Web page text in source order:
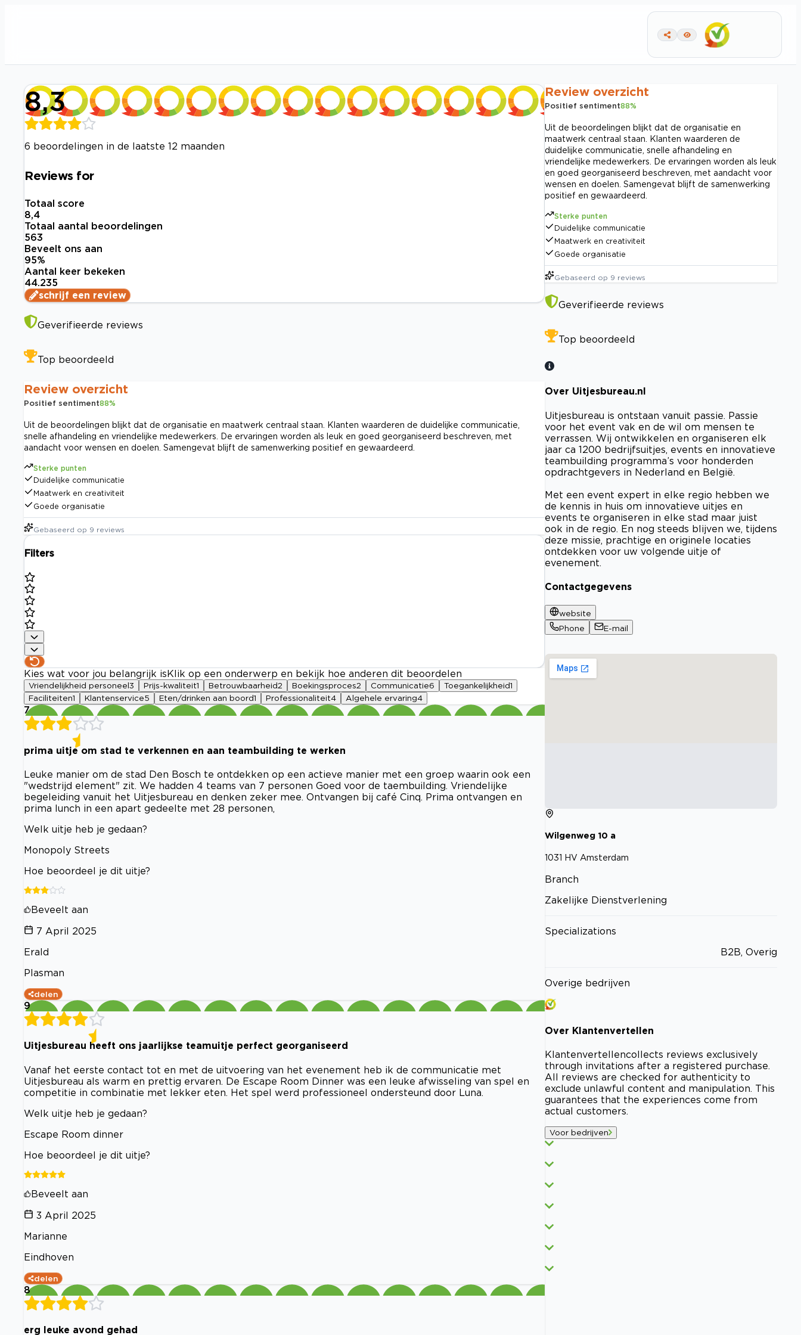
8,3
6 beoordelingen in de laatste 12 maanden
Reviews for
Totaal score
8,4
Totaal aantal beoordelingen
563
Beveelt ons aan
95%
Aantal keer bekeken
44.235
schrijf een review
Geverifieerde reviews
Top beoordeeld
Review overzicht
Positief sentiment88%
Uit de beoordelingen blijkt dat de organisatie en maatwerk centraal staan. Klanten waarderen de duidelijke communicatie,
snelle afhandeling en vriendelijke medewerkers. De ervaringen worden als leuk en goed georganiseerd beschreven, met
aandacht voor wensen en doelen. Samengevat blijft de samenwerking positief en gewaardeerd.
Sterke punten
Duidelijke communicatie
Maatwerk en creativiteit
Goede organisatie
Gebaseerd op 9 reviews
Filters
Kies wat voor jou belangrijk is Klik op een onderwerp en bekijk hoe anderen dit beoordelen
Vriendelijkheid personeel 3 Prijs-kwaliteit1 Betrouwbaarheid2 Boekingsproces2 Communicatie6 Toegankelijkheid1
Faciliteiten1 Klantenservice5 Eten/drinken aan boord1 Professionaliteit4 Algehele ervaring4
7
prima uitje om stad te verkennen en aan teambuilding te werken
Leuke manier om de stad Den Bosch te ontdekken op een actieve manier met een groep waarin ook een
"wedstrijd element" zit. We hadden 4 teams van 7 personen Goed voor de taembuilding. Vriendelijke
begeleiding vanuit het Uitjesbureau en denken zeker mee. Ontvangen bij café Cinq. Prima ontvangen en
prima lunch in een apart gedeelte met 28 personen,
Welk uitje heb je gedaan?
Monopoly Streets
Hoe beoordeel je dit uitje?
Beveelt aan
7 April 2025
Erald
Plasman
delen
9
Uitjesbureau heeft ons jaarlijkse teamuitje perfect georganiseerd
Vanaf het eerste contact tot en met de uitvoering van het evenement heb ik de communicatie met
Uitjesbureau als warm en prettig ervaren. De Escape Room Dinner was een leuke afwisseling van spel en
competitie in combinatie met lekker eten. Het spel werd professioneel ondersteund door Luna.
Welk uitje heb je gedaan?
Escape Room dinner
Hoe beoordeel je dit uitje?
Beveelt aan
3 April 2025
Marianne
Eindhoven
delen
8
erg leuke avond gehad
Review overzicht
Positief sentiment88%
Uit de beoordelingen blijkt dat de organisatie en
maatwerk centraal staan. Klanten waarderen de
duidelijke communicatie, snelle afhandeling en
vriendelijke medewerkers. De ervaringen worden als leuk
en goed georganiseerd beschreven, met aandacht voor
wensen en doelen. Samengevat blijft de samenwerking
positief en gewaardeerd.
Sterke punten
Duidelijke communicatie
Maatwerk en creativiteit
Goede organisatie
Gebaseerd op 9 reviews
Geverifieerde reviews
Top beoordeeld
Over Uitjesbureau.nl
Uitjesbureau is ontstaan vanuit passie. Passie
voor het event vak en de wil om mensen te
verrassen. Wij ontwikkelen en organiseren elk
jaar ca 1200 bedrijfsuitjes, events en innovatieve
teambuilding programma’s voor honderden
opdrachtgevers in Nederland en België.
Met een event expert in elke regio hebben we
de kennis in huis om innovatieve uitjes en
events te organiseren in elke stad maar juist
ook in de regio. En nog steeds blijven we, tijdens
deze missie, prachtige en originele locaties
ontdekken voor uw volgende uitje of
evenement.
Contactgegevens
website
Phone
E-mail
Wilgenweg 10 a
1031 HV Amsterdam
Branch
Zakelijke Dienstverlening
Specializations
B2B, Overig
Overige bedrijven
Over Klantenvertellen
Klantenvertellencollects reviews exclusively
through invitations after a registered purchase.
All reviews are checked for authenticity to
exclude unlawful content and manipulation. This
guarantees that the experiences come from
actual customers.
Voor bedrijven